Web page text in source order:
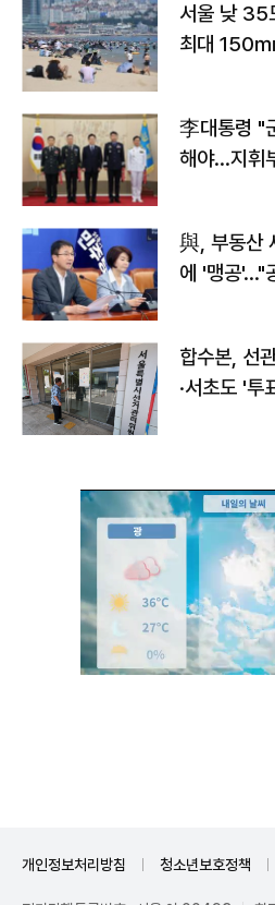
서울 낮 35
최대 150
李대통령 "
해야…지휘
與, 부동산
에 '맹공'…"
합수본, 선
·서초도 '투
개인정보처리방침 청소년보호정책